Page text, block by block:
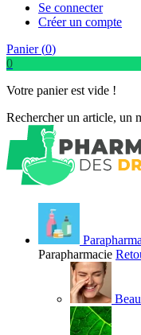
Se connecter
Créer un compte
Panier (0)
0
Votre panier est vide !
Rechercher un article, un
Parapharmacie